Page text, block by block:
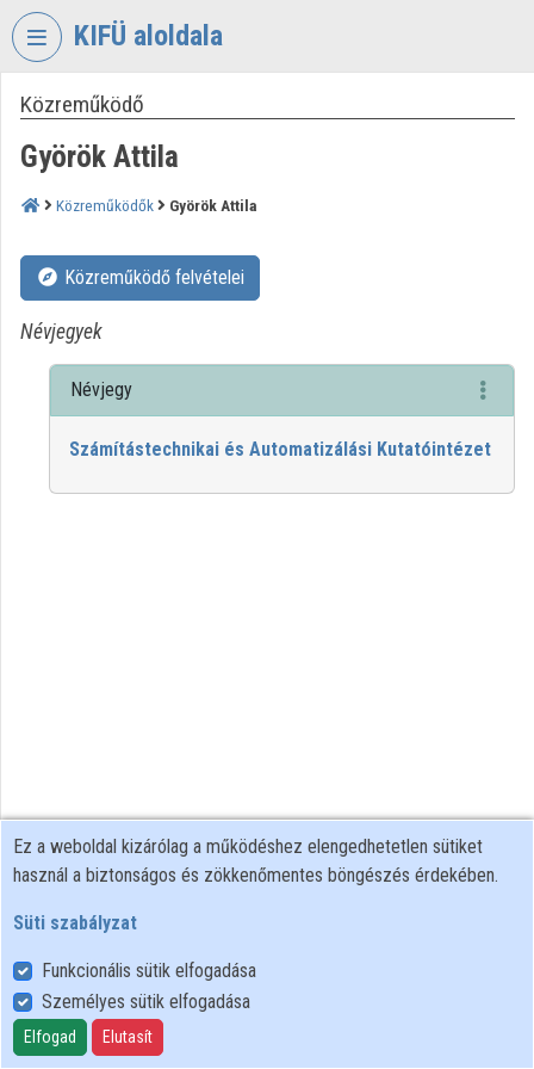
Fejléc kihagyása
KIFÜ aloldala
VIDEOTORIUM
KORMÁNYZATI
INFORMATIKAI
ÜGYNÖKSÉG
Intézményi kezdőlap
Intézményi felfedezés
Kategóriák
Közreműködő
Györök Attila
Közreműködők Györök Attila
Közreműködő felvételei
Névjegyek
Névjegy
Számítástechnikai és Automatizálási Kutatóintézet
Felhasználói szabályzat
Adatkezelési tájékoztató
Süti szabályzat
Ez a weboldal kizárólag a működéshez elengedhetetlen sütiket
használ a biztonságos és zökkenőmentes böngészés érdekében.
Süti szabályzat
Funkcionális sütik elfogadása
Személyes sütik elfogadása
Elfogad Elutasít